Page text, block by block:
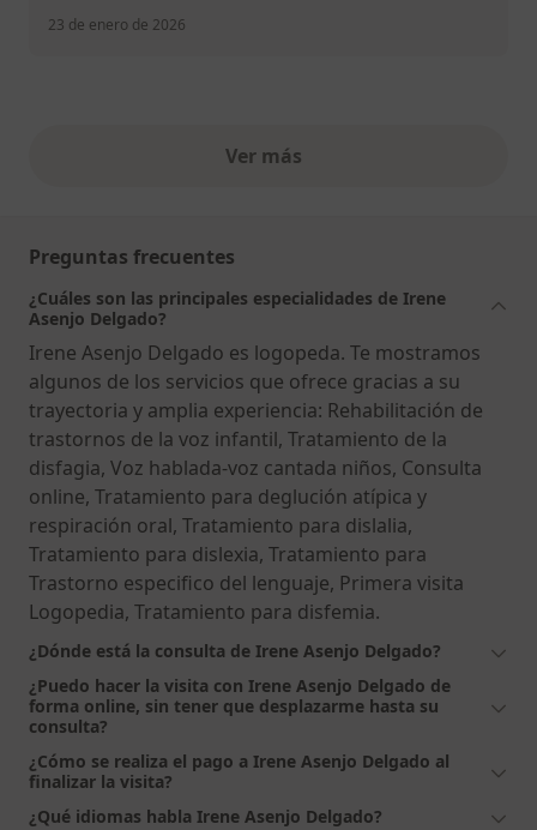
23 de enero de 2026
Ver másopiniones anteriores
Preguntas frecuentes
¿Cuáles son las principales especialidades de Irene
Asenjo Delgado?
Irene Asenjo Delgado es logopeda. Te mostramos
algunos de los servicios que ofrece gracias a su
trayectoria y amplia experiencia: Rehabilitación de
trastornos de la voz infantil, Tratamiento de la
disfagia, Voz hablada-voz cantada niños, Consulta
online, Tratamiento para deglución atípica y
respiración oral, Tratamiento para dislalia,
Tratamiento para dislexia, Tratamiento para
Trastorno especifico del lenguaje, Primera visita
Logopedia, Tratamiento para disfemia.
¿Dónde está la consulta de Irene Asenjo Delgado?
¿Puedo hacer la visita con Irene Asenjo Delgado de
forma online, sin tener que desplazarme hasta su
consulta?
¿Cómo se realiza el pago a Irene Asenjo Delgado al
finalizar la visita?
¿Qué idiomas habla Irene Asenjo Delgado?